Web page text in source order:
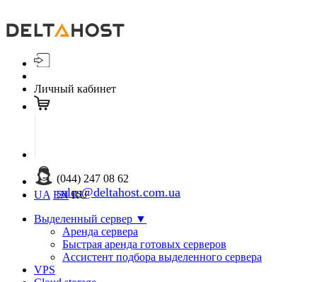
Личный кабинет
(044) 247 08 62
sales@deltahost.com.ua
UA EN RU
Выделенный сервер ▼
Аренда сервера
Быстрая аренда готовых серверов
Ассистент подбора выделенного сервера
VPS